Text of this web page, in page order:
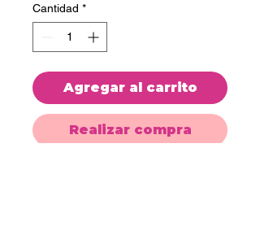
Cantidad *
Agregar al carrito
Realizar compra